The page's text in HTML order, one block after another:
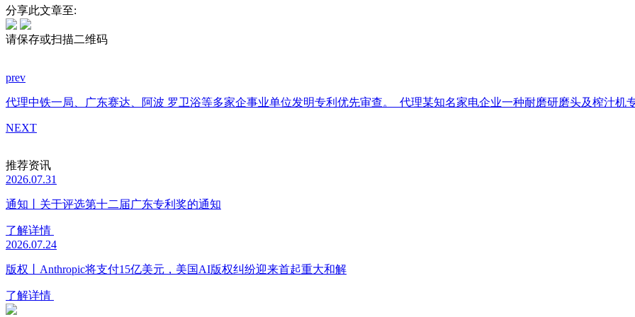
分享此文章至:
请保存或扫描二维码
prev
代理中铁一局、广东赛达、阿波 罗卫浴等多家企事业单位发明专利优先审查。 代理某知名家电企业一种耐磨研磨头及榨汁机
NEXT
推荐资讯
2026.07.31
通知丨关于评选第十二届广东专利奖的通知
了解详情
2026.07.24
版权丨Anthropic将支付15亿美元，美国AI版权纠纷迎来首起重大和解
了解详情